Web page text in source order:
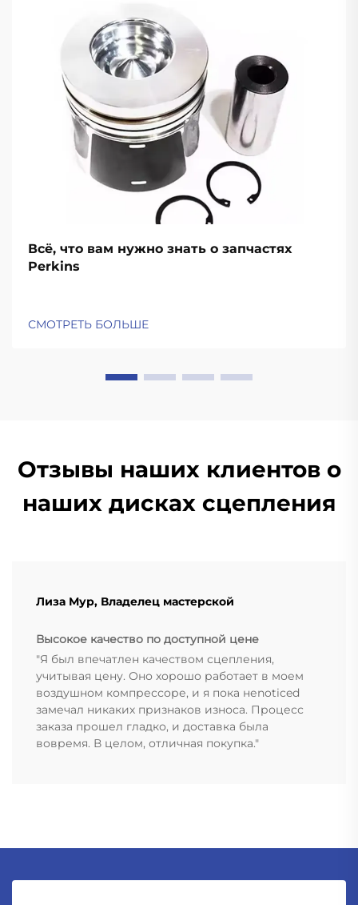
Всё, что вам нужно знать о запчастях
Perkins
СМОТРЕТЬ БОЛЬШЕ
Отзывы наших клиентов о
наших дисках сцепления
Лиза Мур, Владелец мастерской
Высокое качество по доступной цене
"Я был впечатлен качеством сцепления,
учитывая цену. Оно хорошо работает в моем
воздушном компрессоре, и я пока неnoticed
замечал никаких признаков износа. Процесс
заказа прошел гладко, и доставка была
вовремя. В целом, отличная покупка."